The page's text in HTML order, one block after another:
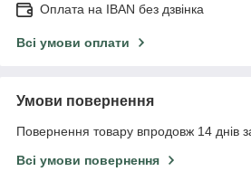
Оплата на IBAN без дзвінка
Всі умови оплати
Умови повернення
Повернення товару впродовж 14 днів
Всі умови повернення